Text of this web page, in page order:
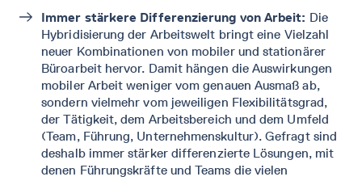
Immer stärkere Differenzierung von Arbeit: Die
Hybridisierung der Arbeitswelt bringt eine Vielzahl
neuer Kombinationen von mobiler und stationärer
Büroarbeit hervor. Damit hängen die Auswirkungen
mobiler Arbeit weniger vom genauen Ausmaß ab,
sondern vielmehr vom jeweiligen Flexibilitätsgrad,
der Tätigkeit, dem Arbeitsbereich und dem Umfeld
(Team, Führung, Unternehmenskultur). Gefragt sind
deshalb immer stärker differenzierte Lösungen, mit
denen Führungskräfte und Teams die vielen